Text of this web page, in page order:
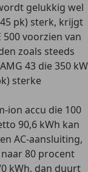
gelukkig wel
pk) sterk, krijgt
500 voorzien van
zoals steeds
43 die 350 kW
sterke
ion accu die 100
90,6 kWh kan
AC-aansluiting,
80 procent
kWh, dan duurt